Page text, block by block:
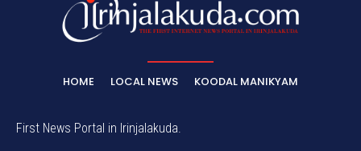
HOME LOCAL NEWS KOODAL MANIKYAM
First News Portal in Irinjalakuda.